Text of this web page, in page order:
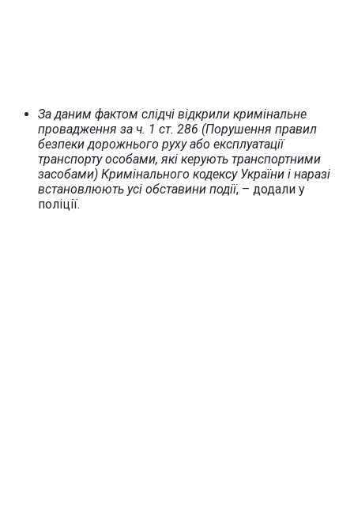
За даним фактом слідчі відкрили кримінальне
провадження за ч. 1 ст. 286 (Порушення правил
безпеки дорожнього руху або експлуатації
транспорту особами, які керують транспортними
засобами) Кримінального кодексу України і наразі
встановлюють усі обставини події, – додали у
поліції.